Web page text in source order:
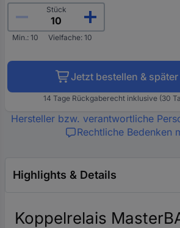
Stück
Min.: 10 Vielfache: 10
Jetzt bestellen &
14 Tage Rückgaberecht inklusive (30
Hersteller bzw. verantwortliche
Rechtliche Bedenken
Highlights & Details
Koppelrelais